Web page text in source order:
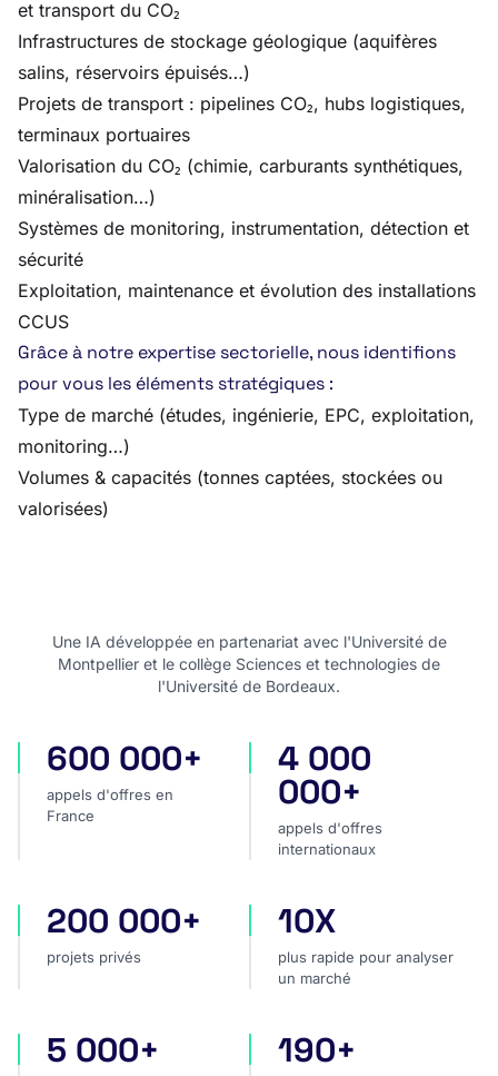
et transport du CO₂
Infrastructures de stockage géologique (aquifères
salins, réservoirs épuisés…)
Projets de transport : pipelines CO₂, hubs logistiques,
terminaux portuaires
Valorisation du CO₂ (chimie, carburants synthétiques,
minéralisation…)
Systèmes de monitoring, instrumentation, détection et
sécurité
Exploitation, maintenance et évolution des installations
CCUS
Grâce à notre expertise sectorielle, nous identifions
pour vous les éléments stratégiques :
Type de marché (études, ingénierie, EPC, exploitation,
monitoring…)
Volumes & capacités (tonnes captées, stockées ou
valorisées)
Une IA développée en partenariat avec l'Université de
Montpellier et le collège Sciences et technologies de
l'Université de Bordeaux.
appels d'offres en France
600 000+
appels d'offres en
France
appels d'offres
4 000
000+
appels d'offres
internationaux
projets privés
200 000+
projets privés
plus rapide pour analyser
10X
plus rapide pour analyser
un marché
sources dans le monde
5 000+ pays couverts
190+